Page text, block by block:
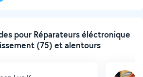
pour Réparateurs éléctronique
(75) et alentours